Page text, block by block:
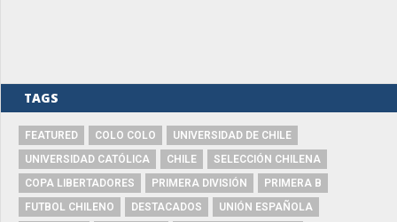
TAGS
FEATURED COLO COLO
UNIVERSIDAD DE CHILE
UNIVERSIDAD CATÓLICA
CHILE
SELECCIÓN CHILENA
COPA LIBERTADORES
PRIMERA DIVISIÓN
PRIMERA B
FUTBOL CHILENO
DESTACADOS
UNIÓN ESPAÑOLA